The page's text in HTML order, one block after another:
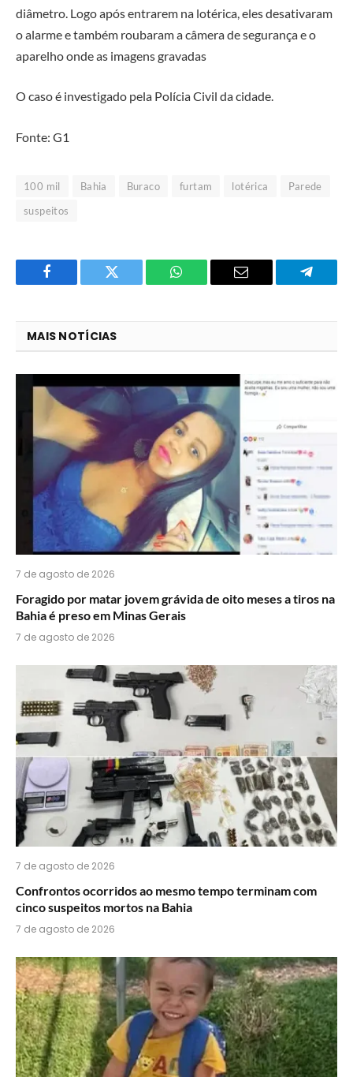
diâmetro. Logo após entrarem na lotérica, eles desativaram
o alarme e também roubaram a câmera de segurança e o
aparelho onde as imagens gravadas
O caso é investigado pela Polícia Civil da cidade.
Fonte: G1
100 mil Bahia Buraco furtam lotérica
Parede
suspeitos
Facebook Twitter
O
do
WhatsApp?
E-
MAIS NOTÍCIAS
7 de agosto de 2026
Foragido por matar jovem grávida de oito meses a tiros na
Bahia é preso em Minas Gerais
7 de agosto de 2026
7 de agosto de 2026
Confrontos ocorridos ao mesmo tempo terminam com
cinco suspeitos mortos na Bahia
7 de agosto de 2026